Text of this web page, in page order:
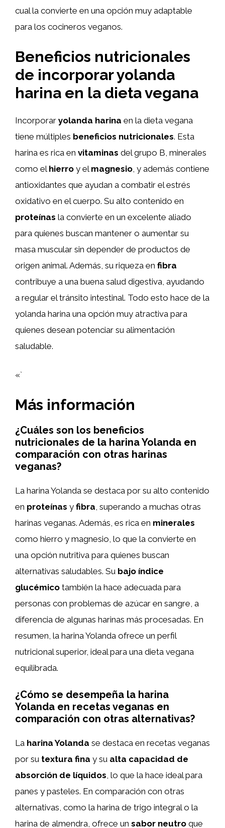
cual la convierte en una opción muy adaptable
para los cocineros veganos.
Beneficios nutricionales
de incorporar yolanda
harina en la dieta vegana
Incorporar yolanda harina en la dieta vegana
tiene múltiples beneficios nutricionales. Esta
harina es rica en vitaminas del grupo B, minerales
como el hierro y el magnesio , y además contiene
antioxidantes que ayudan a combatir el estrés
oxidativo en el cuerpo. Su alto contenido en
proteínas la convierte en un excelente aliado
para quienes buscan mantener o aumentar su
masa muscular sin depender de productos de
origen animal. Además, su riqueza en fibra
contribuye a una buena salud digestiva, ayudando
a regular el tránsito intestinal. Todo esto hace de la
yolanda harina una opción muy atractiva para
quienes desean potenciar su alimentación
saludable.
«`
Más información
¿Cuáles son los beneficios
nutricionales de la harina Yolanda en
comparación con otras harinas
veganas?
La harina Yolanda se destaca por su alto contenido
en proteínas y fibra , superando a muchas otras
harinas veganas. Además, es rica en minerales
como hierro y magnesio, lo que la convierte en
una opción nutritiva para quienes buscan
alternativas saludables. Su bajo índice
glucémico también la hace adecuada para
personas con problemas de azúcar en sangre, a
diferencia de algunas harinas más procesadas. En
resumen, la harina Yolanda ofrece un perfil
nutricional superior, ideal para una dieta vegana
equilibrada.
¿Cómo se desempeña la harina
Yolanda en recetas veganas en
comparación con otras alternativas?
La harina Yolanda se destaca en recetas veganas
por su textura fina y su alta capacidad de
absorción de líquidos, lo que la hace ideal para
panes y pasteles. En comparación con otras
alternativas, como la harina de trigo integral o la
harina de almendra, ofrece un sabor neutro que